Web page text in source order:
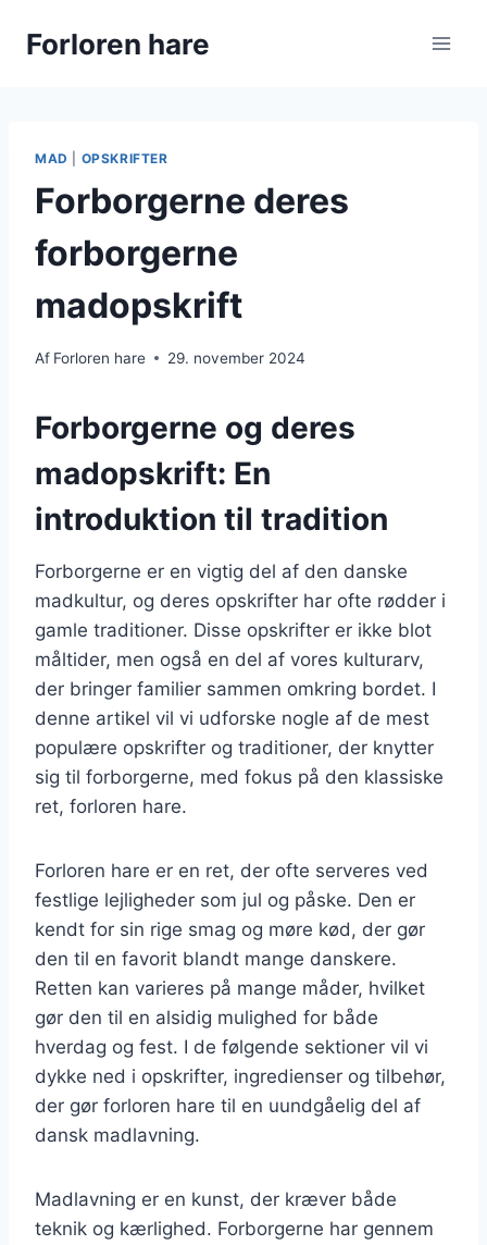
Forloren hare
MAD OPSKRIFTER
Forborgerne deres
forborgerne
madopskrift
Af Forloren hare 29. november 2024
Forborgerne og deres
madopskrift: En
introduktion til tradition
Forborgerne er en vigtig del af den danske
madkultur, og deres opskrifter har ofte rødder i
gamle traditioner. Disse opskrifter er ikke blot
måltider, men også en del af vores kulturarv,
der bringer familier sammen omkring bordet. I
denne artikel vil vi udforske nogle af de mest
populære opskrifter og traditioner, der knytter
sig til forborgerne, med fokus på den klassiske
ret, forloren hare.
Forloren hare er en ret, der ofte serveres ved
festlige lejligheder som jul og påske. Den er
kendt for sin rige smag og møre kød, der gør
den til en favorit blandt mange danskere.
Retten kan varieres på mange måder, hvilket
gør den til en alsidig mulighed for både
hverdag og fest. I de følgende sektioner vil vi
dykke ned i opskrifter, ingredienser og tilbehør,
der gør forloren hare til en uundgåelig del af
dansk madlavning.
Madlavning er en kunst, der kræver både
teknik og kærlighed. Forborgerne har gennem